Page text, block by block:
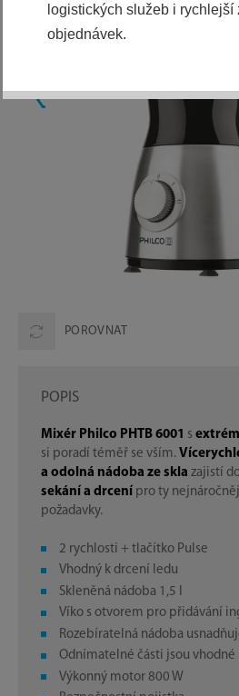
POROVNAT
POPIS
Mixér Philco PHTB 6001 s
si poradí téměř se vším.
a odolná nádoba ze skla zajistí
sekání a drcení pro ty
požadavky.
2 rychlosti + tlačítko Pulse
Vhodný k drcení ledu
Skleněná nádoba 1,5 l
Víko s otvorem pro přidávání
Rozebíratelná nádoba
Odnímatelné části jsou
Výkonný motor 800 W
logistických služeb i rychlejší
objednávek.